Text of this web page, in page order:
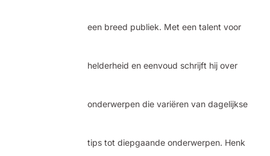
een breed publiek. Met een talent voor
helderheid en eenvoud schrijft hij over
onderwerpen die variëren van dagelijkse
tips tot diepgaande onderwerpen. Henk